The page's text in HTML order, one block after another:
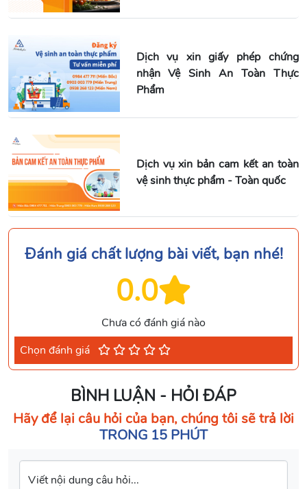
Dịch vụ xin giấy phép chứng
nhận Vệ Sinh An Toàn Thực
Phẩm
Dịch vụ xin bản cam kết an toàn
vệ sinh thực phẩm - Toàn quốc
Đánh giá chất lượng bài viết, bạn nhé!
0.0
Chưa có đánh giá nào
Chọn đánh giá
BÌNH LUẬN - HỎI ĐÁP
Hãy để lại câu hỏi của bạn, chúng tôi sẽ trả lời
TRONG 15 PHÚT
Viết nội dung câu hỏi...